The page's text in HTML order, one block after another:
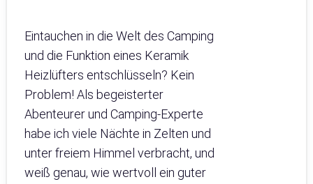
Eintauchen in die Welt des Camping
und die Funktion eines Keramik
Heizlüfters entschlüsseln? Kein
Problem! Als begeisterter
Abenteurer und Camping-Experte
habe ich viele Nächte in Zelten und
unter freiem Himmel verbracht, und
weiß genau, wie wertvoll ein guter